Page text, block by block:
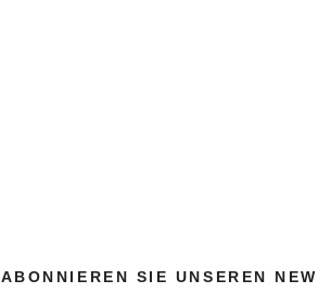
ABONNIEREN SIE UNSEREN